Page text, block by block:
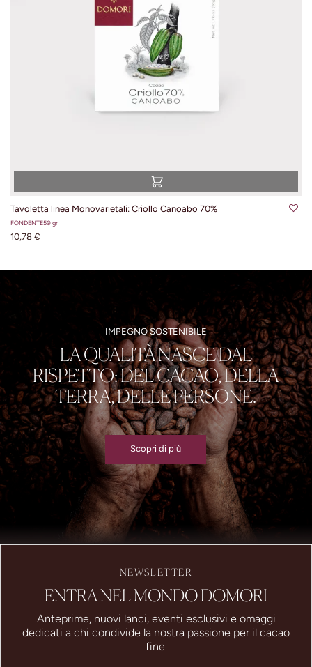
Tavoletta linea Monovarietali: Criollo Canoabo 70%
FONDENTE50 gr
10,78 €
IMPEGNO SOSTENIBILE
LA QUALITÀ NASCE DAL
RISPETTO: DEL CACAO, DELLA
TERRA, DELLE PERSONE.
Scopri di più
NEWSLETTER
ENTRA NEL MONDO DOMORI
Anteprime, nuovi lanci, eventi esclusivi e omaggi
dedicati a chi condivide la nostra passione per il cacao
fine.